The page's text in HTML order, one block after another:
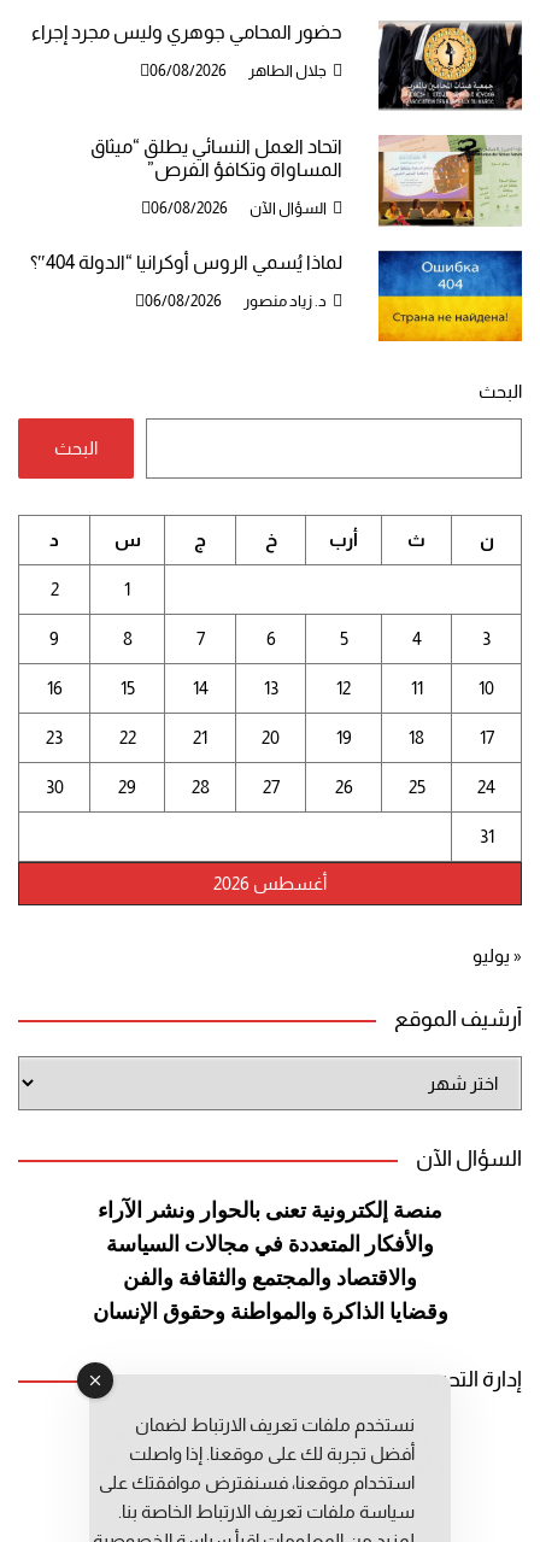
حضور المحامي جوهري وليس مجرد إجراء
جلال الطاهر 06/08/2026
اتحاد العمل النسائي يطلق “ميثاق
المساواة وتكافؤ الفرص”
السؤال الآن 06/08/2026
لماذا يُسمي الروس أوكرانيا “الدولة 404″؟
د. زياد منصور 06/08/2026
البحث
البحث
أغسطس 2026
ن ث أرب خ ج س د
1
2
3
4
5
6
7
8
9
10
11
12
13
14
15
16
17
18
19
20
21
22
23
24
25
26
27
28
29
30
31
« يوليو
أرشيف الموقع
الموقع
السؤال الآن
منصة إلكترونية تعنى بالحوار ونشر الآراء
والأفكار المتعددة في مجالات السياسة
والاقتصاد والمجتمع والثقافة والفن
وقضايا الذاكرة والمواطنة وحقوق الإنسان
إدارة التحرير
رئيس التحرير: عبد الرحيم التوراني
رئيس التحرير المساعد: المعطي قبال
مديرة التحرير: فاطمة حوحو
نستخدم ملفات تعريف الارتباط لضمان
أفضل تجربة لك على موقعنا. إذا واصلت
استخدام موقعنا، فسنفترض موافقتك على
سياسة ملفات تعريف الارتباط الخاصة بنا.